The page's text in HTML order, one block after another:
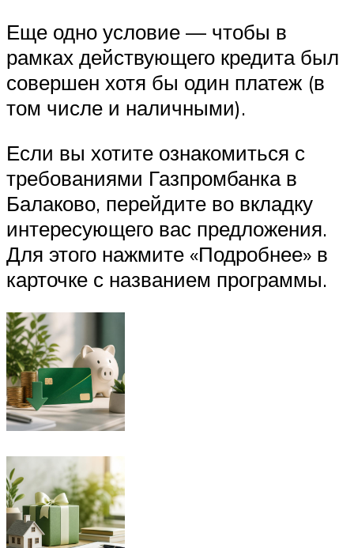
Еще одно условие — чтобы в
рамках действующего кредита был
совершен хотя бы один платеж (в
том числе и наличными).
Если вы хотите ознакомиться с
требованиями Газпромбанка в
Балаково, перейдите во вкладку
интересующего вас предложения.
Для этого нажмите «Подробнее» в
карточке с названием программы.